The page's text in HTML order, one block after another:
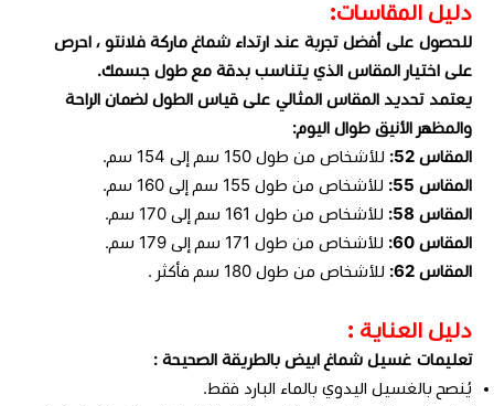
دليل المقاسات:
للحصول على أفضل تجربة عند ارتداء شماغ ماركة فلانتو ، احرص
على اختيار المقاس الذي يتناسب بدقة مع طول جسمك.
يعتمد تحديد المقاس المثالي على قياس الطول لضمان الراحة
والمظهر الأنيق طوال اليوم:
المقاس 52:
للأشخاص من طول 150 سم إلى 154 سم.
المقاس 55:
للأشخاص من طول 155 سم إلى 160 سم.
المقاس 58:
للأشخاص من طول 161 سم إلى 170 سم.
المقاس 60:
للأشخاص من طول 171 سم إلى 179 سم.
المقاس 62:
للأشخاص من طول 180 سم فأكثر .
دليل العناية :
تعليمات غسيل شماغ ابيض بالطريقة الصحيحة :
يُنصح بالغسيل اليدوي بالماء البارد فقط.